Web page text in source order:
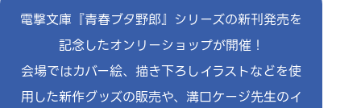
電撃文庫『青春ブタ野郎』シリーズの新刊発売を
記念したオンリーショップが開催！
会場ではカバー絵、描き下ろしイラストなどを使
用した新作グッズの販売や、溝口ケージ先生のイ